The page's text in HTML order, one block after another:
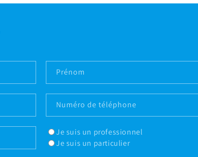
Prénom
Numéro de téléphone
Je suis un professionnel
Je suis un particulier